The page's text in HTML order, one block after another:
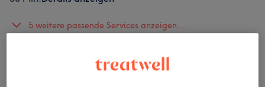
5 weitere passende Services anzeigen...
Nicht gefunden wonach du gesucht hast?